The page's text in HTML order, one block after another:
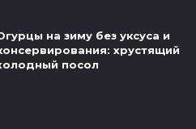
на зиму без уксуса и
хрустящий
посол